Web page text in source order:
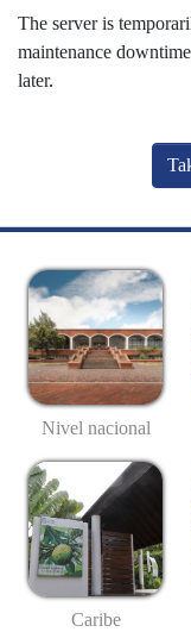
The server is
maintenance
later.
Nivel nacional
Caribe